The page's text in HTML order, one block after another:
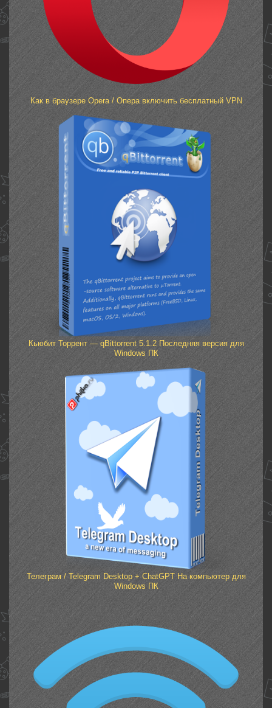
Как в браузере Opera / Опера включить бесплатный VPN
Кьюбит Торрент — qBittorrent 5.1.2 Последняя версия для
Windows ПК
Телеграм / Telegram Desktop + ChatGPT На компьютер для
Windows ПК